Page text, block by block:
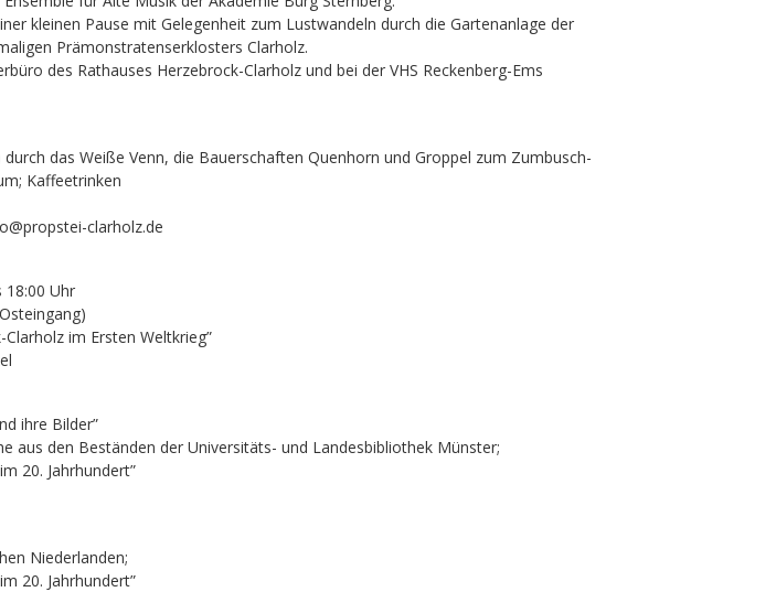
kleinen Pause mit Gelegenheit zum Lustwandeln durch die Gartenanlage der
Prämonstratenserklosters Clarholz.
des Rathauses Herzebrock-Clarholz und bei der VHS Reckenberg-Ems
das Weiße Venn, die Bauerschaften Quenhorn und Groppel zum Zumbusch-
Kaffeetrinken
clarholz.de
18:00 Uhr
im Ersten Weltkrieg”
ihre Bilder”
aus den Beständen der Universitäts- und Landesbibliothek Münster;
20. Jahrhundert”
Niederlanden;
20. Jahrhundert”